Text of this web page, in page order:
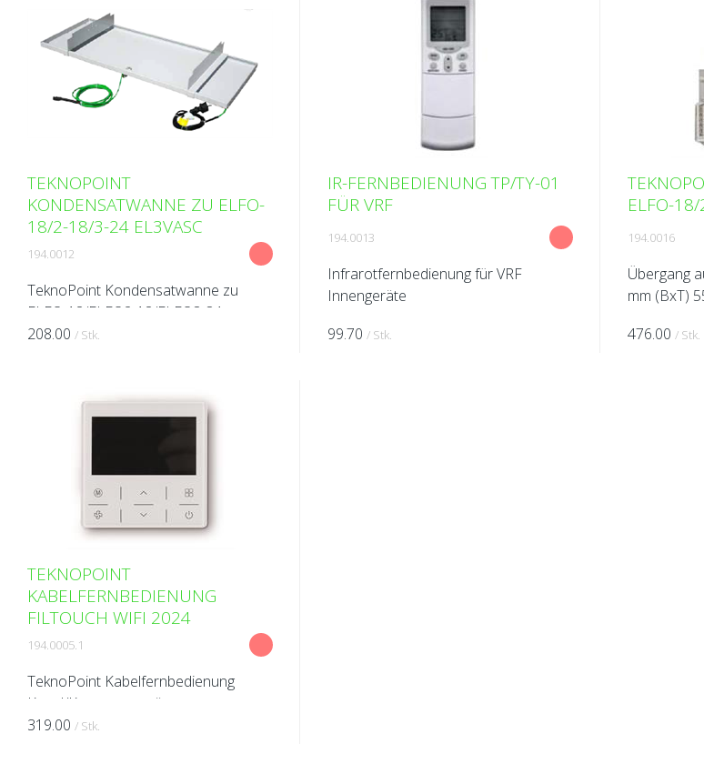
TEKNOPOINT
KONDENSATWANNE ZU ELFO-
18/2-18/3-24 EL3VASC
194.0012
TeknoPoint Kondensatwanne zu
ELFO-18/ELFO2-18/ELFO3-34
208.00 / Stk.
IR-FERNBEDIENUNG TP/TY-01
FÜR VRF
194.0013
Infrarotfernbedienung für VRF
Innengeräte
99.70 / Stk.
ELFO-
194.0016
Übergang
mm (BxT)
Auslässe
476.00 / Stk.
TEKNOPOINT
KABELFERNBEDIENUNG
FILTOUCH WIFI 2024
194.0005.1
TeknoPoint Kabelfernbedienung
Kanal/Kassettengerät
319.00 / Stk.